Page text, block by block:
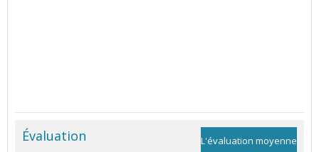
L'évaluation moyenne
Évaluation